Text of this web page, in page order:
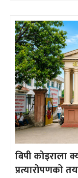
बिपी कोइराला
प्रत्यारोपणको